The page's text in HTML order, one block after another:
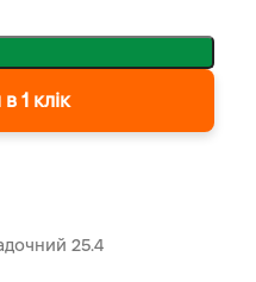
1 клік
25.4